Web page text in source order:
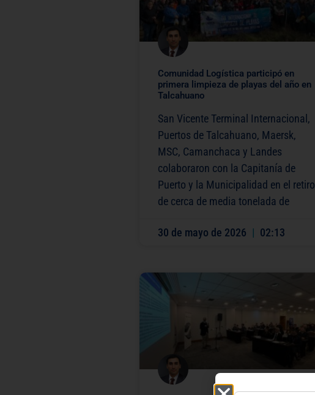
Comunidad Logística participó en
primera limpieza de playas del año en
Talcahuano
San Vicente Terminal Internacional,
Puertos de Talcahuano, Maersk,
MSC, Camanchaca y Landes
colaboraron con la Capitanía de
Puerto y la Municipalidad en el retiro
de cerca de media tonelada de
30 de mayo de 2026 02:13